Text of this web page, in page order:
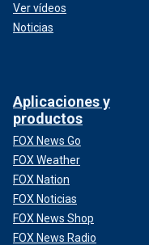
Ver vídeos
Noticias
Aplicaciones y
productos
FOX News Go
FOX Weather
FOX Nation
FOX Noticias
FOX News Shop
FOX News Radio